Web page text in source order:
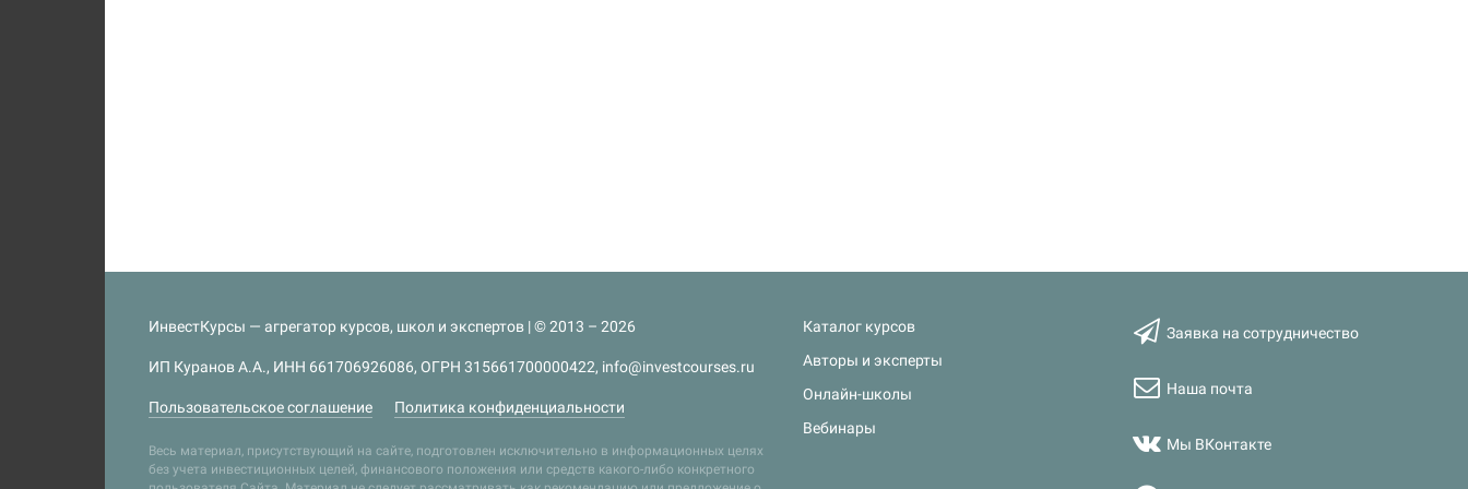
ИнвестКурсы — агрегатор курсов, школ и экспертов | © 2013 – 2026
ИП Куранов А.А., ИНН 661706926086, ОГРН 315661700000422, info@investcourses.ru
Пользовательское соглашение Политика конфиденциальности
Весь материал, присутствующий на сайте, подготовлен исключительно в информационных целях
без учета инвестиционных целей, финансового положения или средств какого-либо конкретного
Каталог курсов
Авторы и эксперты
Онлайн-школы
Вебинары
Заявка на сотрудничество
Наша почта
Мы ВКонтакте